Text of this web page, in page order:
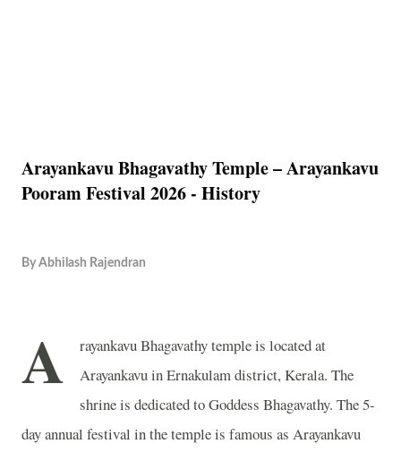
Arayankavu Bhagavathy Temple – Arayankavu
Pooram Festival 2026 - History
By Abhilash Rajendran
A
rayankavu Bhagavathy temple is located at
Arayankavu in Ernakulam district, Kerala. The
shrine is dedicated to Goddess Bhagavathy. The 5-
day annual festival in the temple is famous as Arayankavu